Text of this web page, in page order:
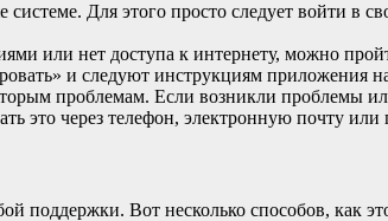
Для этого просто следует войти в
или нет доступа к интернету, можно
и следуют инструкциям приложения
проблемам. Если возникли проблемы
это через телефон, электронную почту
поддержки. Вот несколько способов, как